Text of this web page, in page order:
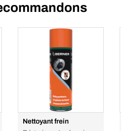
Nettoyant frein